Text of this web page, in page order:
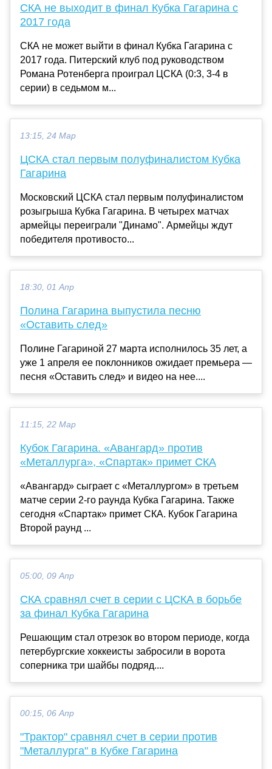
СКА не выходит в финал Кубка Гагарина с
2017 года
СКА не может выйти в финал Кубка Гагарина с
2017 года. Питерский клуб под руководством
Романа Ротенберга проиграл ЦСКА (0:3, 3-4 в
серии) в седьмом м...
13:15, 24 Мар
ЦСКА стал первым полуфиналистом Кубка
Гагарина
Московский ЦСКА стал первым полуфиналистом
розыгрыша Кубка Гагарина. В четырех матчах
армейцы переиграли "Динамо". Армейцы ждут
победителя противосто...
18:30, 01 Апр
Полина Гагарина выпустила песню
«Оставить след»
Полине Гагариной 27 марта исполнилось 35 лет, а
уже 1 апреля ее поклонников ожидает премьера —
песня «Оставить след» и видео на нее....
11:15, 22 Мар
Кубок Гагарина. «Авангард» против
«Металлурга», «Спартак» примет СКА
«Авангард» сыграет с «Металлургом» в третьем
матче серии 2-го раунда Кубка Гагарина. Также
сегодня «Спартак» примет СКА. Кубок Гагарина
Второй раунд ...
05:00, 09 Апр
СКА сравнял счет в серии с ЦСКА в борьбе
за финал Кубка Гагарина
Решающим стал отрезок во втором периоде, когда
петербургские хоккеисты забросили в ворота
соперника три шайбы подряд....
00:15, 06 Апр
"Трактор" сравнял счет в серии против
"Металлурга" в Кубке Гагарина